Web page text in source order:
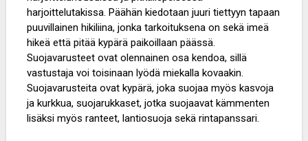
harjoittelutakissa. Päähän kiedotaan juuri tiettyyn tapaan
puuvillainen hikiliina, jonka tarkoituksena on sekä imeä
hikeä että pitää kypärä paikoillaan päässä.
Suojavarusteet ovat olennainen osa kendoa, sillä
vastustaja voi toisinaan lyödä miekalla kovaakin.
Suojavarusteita ovat kypärä, joka suojaa myös kasvoja
ja kurkkua, suojarukkaset, jotka suojaavat kämmenten
lisäksi myös ranteet, lantiosuoja sekä rintapanssari.